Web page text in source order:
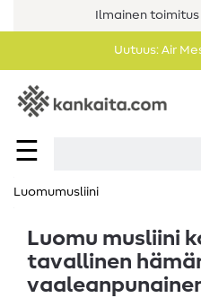
Ilmainen
Uutuus: Air
☰
Luomumusliini
Luomu musliini
tavallinen